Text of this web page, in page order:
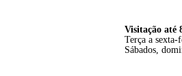
Visitação até
Terça a sexta-
Sábados,